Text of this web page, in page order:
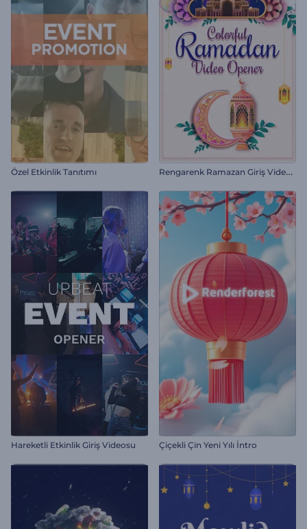
Özel Etkinlik Tanıtımı R
engarenk Ramazan Giriş Videosu
Hareketli Etkinlik Giriş Videosu Çiçekli Çin Yeni Yılı İntro